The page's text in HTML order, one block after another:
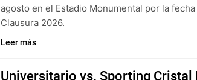
agosto en el Estadio Monumental por la
Clausura 2026.
Leer más
Universitario vs. Sporting Cristal